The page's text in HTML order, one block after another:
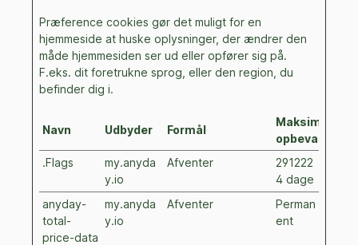
Præference cookies gør det muligt for en
hjemmeside at huske oplysninger, der ændrer den
måde hjemmesiden ser ud eller opfører sig på.
F.eks. dit foretrukne sprog, eller den region, du
befinder dig i.
Navn Udbyder Formål
Maksimal
.Flags
my.anyda
y.io
Afventer
291222
4 dage
anyday-
total-
price-data
my.anyda
y.io
Afventer
Perman
ent